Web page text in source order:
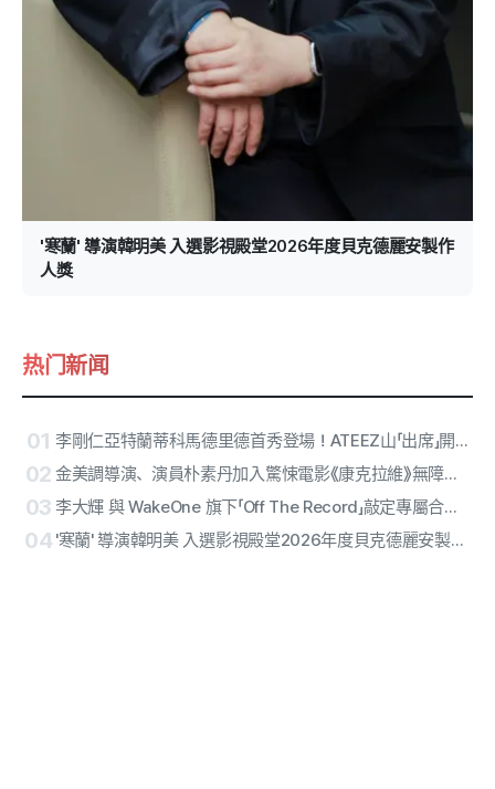
'寒蘭' 導演韓明美 入選影視殿堂2026年度貝克德麗安製作
人獎
热门新闻
01 李剛仁亞特蘭蒂科馬德里德首秀登場！ATEEZ山「出席」開球、RESCENE中場演出確定
02 金美調導演、演員朴素丹加入驚悚電影《康克拉維》無障礙版本
03 李大輝 與 WakeOne 旗下「Off The Record」敲定專屬合約… 多面向藝人開啟個人獨奏生涯第2章
04 '寒蘭' 導演韓明美 入選影視殿堂2026年度貝克德麗安製作人獎